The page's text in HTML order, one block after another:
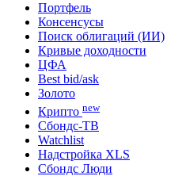
Портфель
Консенсусы
Поиск облигаций (ИИ)
Кривые доходности
ЦФА
Best bid/ask
Золото
Крипто new
Сбондс-ТВ
Watchlist
Надстройка XLS
Сбондс Люди